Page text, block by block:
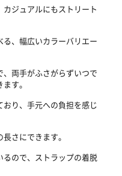
ジュアルにもストリート
、幅広いカラーバリエー
両手がふさがらずいつで
す。
り、手元への負担を感じ
さにできます。
ので、ストラップの着脱